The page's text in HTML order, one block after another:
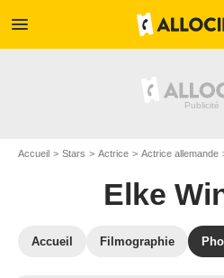
menu
Accueil Stars Actrice Actrice allemande
Elke
Accueil Filmographie